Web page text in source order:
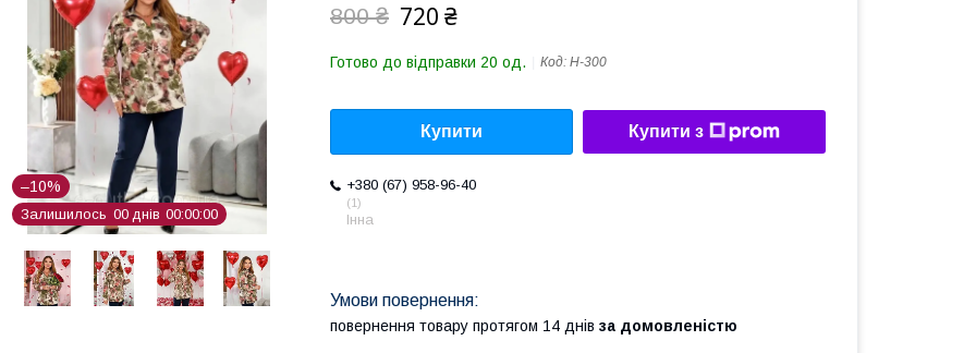
–10%
Залишилось 00 днів 00 00 00
800 ₴ 720 ₴
Готово до відправки 20 од. Код: Н-300
Купити Купити з
+380 (67) 958-96-40
1
Інна
повернення товару протягом 14 днів за домовленістю